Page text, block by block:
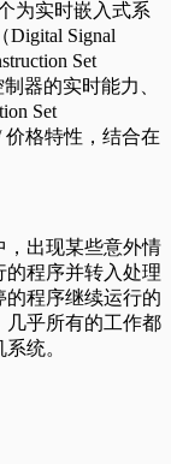
为实时嵌入式系
Signal
Set
器的实时能力、
Set
价格特性，结合在
，出现某些意外情
程序并转入处理
的程序继续运行的
几乎所有的工作都
统。